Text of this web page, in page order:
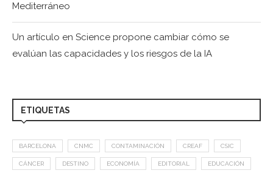
Mediterráneo
Un artículo en Science propone cambiar cómo se
evalúan las capacidades y los riesgos de la IA
ETIQUETAS
BARCELONA CNMC CONTAMINACIÓN CREAF CSIC
CÁNCER DESTINO ECONOMÍA EDITORIAL EDUCACIÓN